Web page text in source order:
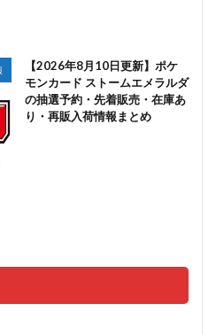
【2026年8月10日更新】ポケ
モンカード ストームエメラルダ
の抽選予約・先着販売・在庫あ
り・再販入荷情報まとめ